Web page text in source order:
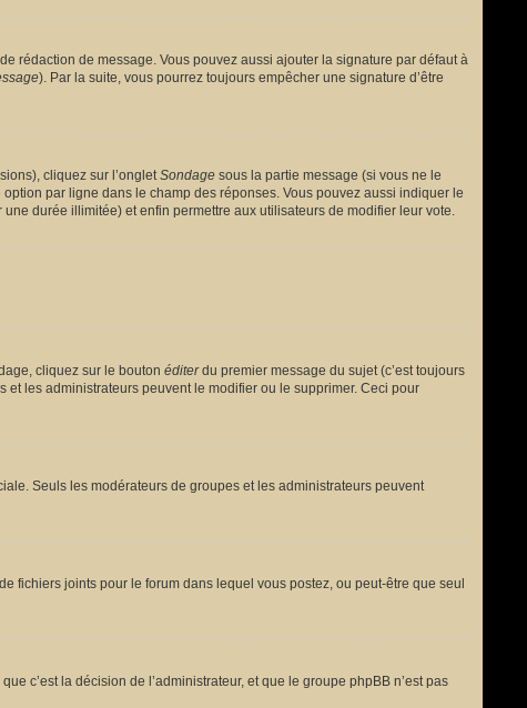
rédaction de message. Vous pouvez aussi ajouter la signature par défaut à
). Par la suite, vous pourrez toujours empêcher une signature d’être
cliquez sur l’ongletSondage sous la partie message (si vous ne le
par ligne dans le champ des réponses. Vous pouvez aussi indiquer le
durée illimitée) et enfin permettre aux utilisateurs de modifier leur vote.
cliquez sur le bouton éditerdu premier message du sujet (c’est toujours
les administrateurs peuvent le modifier ou le supprimer. Ceci pour
Seuls les modérateurs de groupes et les administrateurs peuvent
fichiers joints pour le forum dans lequel vous postez, ou peut-être que seul
c’est la décision de l’administrateur, et que le groupe phpBB n’est pas